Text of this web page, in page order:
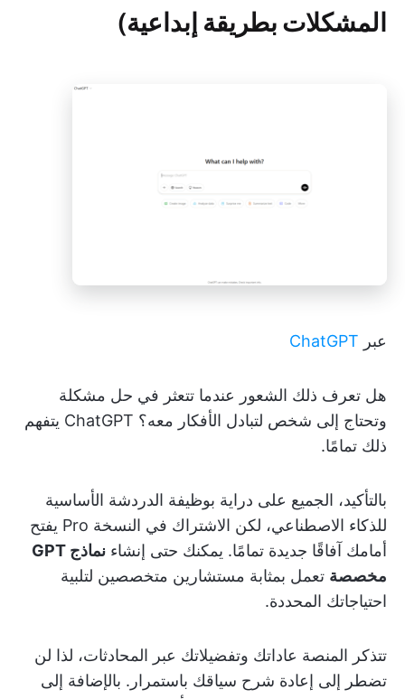
المشكلات بطريقة إبداعية)
عبر ChatGPT
هل تعرف ذلك الشعور عندما تتعثر في حل مشكلة
وتحتاج إلى شخص لتبادل الأفكار معه؟ ChatGPT يتفهم
ذلك تمامًا.
بالتأكيد، الجميع على دراية بوظيفة الدردشة الأساسية
للذكاء الاصطناعي، لكن الاشتراك في النسخة Pro يفتح
أمامك آفاقًا جديدة تمامًا. يمكنك حتى إنشاء
نماذج GPT
مخصصة تعمل بمثابة مستشارين متخصصين لتلبية
احتياجاتك المحددة.
تتذكر المنصة عاداتك وتفضيلاتك عبر المحادثات، لذا لن
تضطر إلى إعادة شرح سياقك باستمرار. بالإضافة إلى